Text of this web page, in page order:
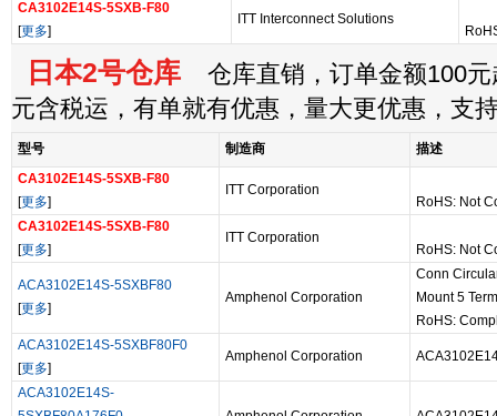
CA3102E14S-5SXB-F80
[更多]
ITT Interconnect Solutions
日本2号仓库 仓库直销，订单金额100元
元含税运，有单就有优惠，量大更优惠，支
型号 制造商
描述
CA3102E14S-5SXB-F80
[更多]
ITT Corporation
RoHS: Not
CA3102E14S-5SXB-F80
[更多]
ITT Corporation
RoHS: Not
ACA3102E14S-5SXBF80
[更多]
Amphenol Corporation
Conn
Mount 5
RoHS:
ACA3102E14S-5SXBF80F0
[更多]
Amphenol Corporation
ACA3102E14S-